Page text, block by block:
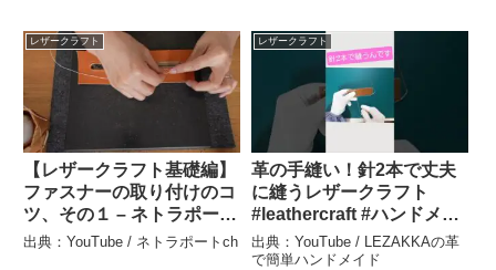
レザークラフト
【レザークラフト基礎編】
ファスナーの取り付けのコ
ツ、その１ – ネトラポート
ch
出典：YouTube / ネトラポートch
レザークラフト
革の手縫い！針2本で丈夫
に縫うレザークラフト
#leathercraft #ハンドメイ
ド #shorts – LEZAKKAの
革で簡単ハンドメイド
出典：YouTube / LEZAKKAの革
で簡単ハンドメイド